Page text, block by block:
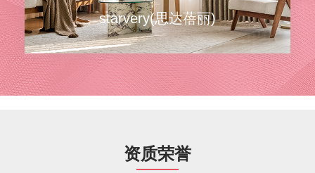
Eola(艾欧拉)
Eola(艾欧拉)
合，并具备所有特质的starvery窗帘独创旗下品牌。
资质荣誉